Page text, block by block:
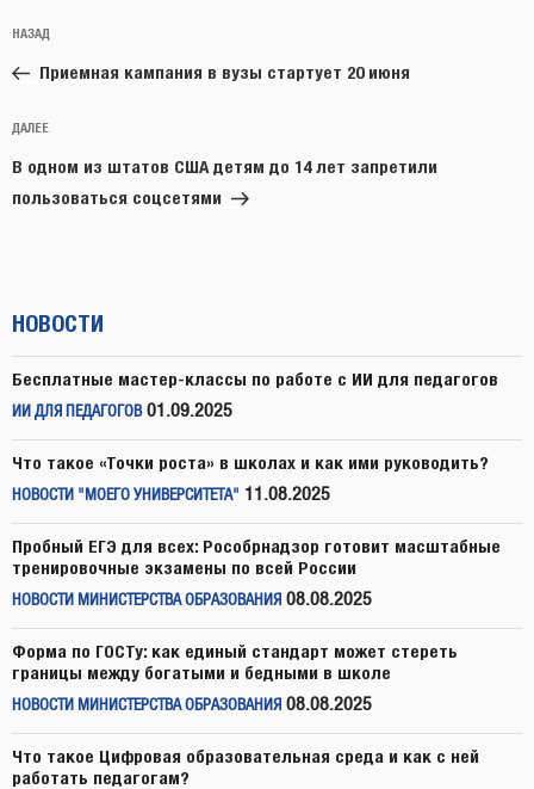
по
записям
Предыдущая
запись:
НАЗАД
Приемная кампания в вузы стартует 20 июня
Следующая
запись
ДАЛЕЕ
В одном из штатов США детям до 14 лет запретили
пользоваться соцсетями
НОВОСТИ
Бесплатные мастер-классы по работе с ИИ для педагогов
ИИ ДЛЯ ПЕДАГОГОВ 01.09.2025
Что такое «Точки роста» в школах и как ими руководить?
НОВОСТИ "МОЕГО УНИВЕРСИТЕТА" 11.08.2025
Пробный ЕГЭ для всех: Рособрнадзор готовит масштабные
тренировочные экзамены по всей России
НОВОСТИ МИНИСТЕРСТВА ОБРАЗОВАНИЯ 08.08.2025
Форма по ГОСТу: как единый стандарт может стереть
границы между богатыми и бедными в школе
НОВОСТИ МИНИСТЕРСТВА ОБРАЗОВАНИЯ 08.08.2025
Что такое Цифровая образовательная среда и как с ней
работать педагогам?